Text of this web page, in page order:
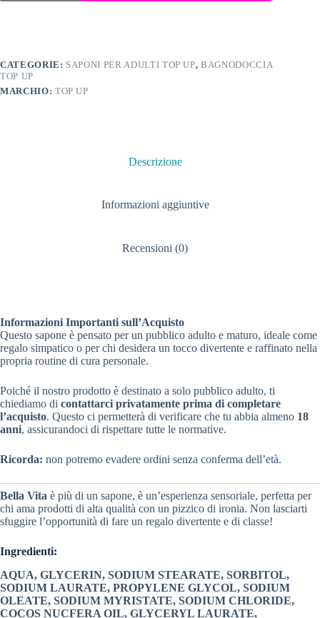
CATEGORIE: SAPONI PER ADULTI TOP UP,BAGNODOCCIA
TOP UP
MARCHIO: TOP UP
Descrizione
Informazioni aggiuntive
Recensioni (0)
Informazioni Importanti sull’Acquisto
Questo sapone è pensato per un pubblico adulto e maturo, ideale come
regalo simpatico o per chi desidera un tocco divertente e raffinato nella
propria routine di cura personale.
Poiché il nostro prodotto è destinato a solo pubblico adulto, ti
chiediamo di contattarci privatamente prima di completare
l’acquisto. Questo ci permetterà di verificare che tu abbia almeno 18
anni, assicurandoci di rispettare tutte le normative.
Ricorda: non potremo evadere ordini senza conferma dell’età.
Bella Vita è più di un sapone, è un’esperienza sensoriale, perfetta per
chi ama prodotti di alta qualità con un pizzico di ironia. Non lasciarti
sfuggire l’opportunità di fare un regalo divertente e di classe!
Ingredienti:
AQUA, GLYCERIN, SODIUM STEARATE, SORBITOL,
SODIUM LAURATE, PROPYLENE GLYCOL, SODIUM
OLEATE, SODIUM MYRISTATE, SODIUM CHLORIDE,
COCOS NUCFERA OIL, GLYCERYL LAURATE,